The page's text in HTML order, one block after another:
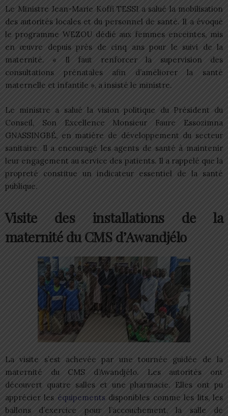
Le Ministre Jean-Marie Koffi TESSI a salué la mobilisation
des autorités locales et du personnel de santé. Il a évoqué
le programme WEZOU dédié aux femmes enceintes, mis
en œuvre depuis près de cinq ans pour le suivi de la
maternité. « Il faut renforcer la supervision des
consultations prénatales afin d’améliorer la santé
maternelle et infantile », a insisté le ministre.
Le ministre a salué la vision politique du Président du
Conseil, Son Excellence Monsieur Faure Essozimna
GNASSINGBÉ, en matière de développement du secteur
sanitaire. Il a encouragé les agents de santé à maintenir
leur engagement au service des patients. Il a rappelé que la
propreté constitue un indicateur essentiel de la santé
publique.
Visite des installations de la
maternité du CMS d’Awandjélo
La visite s’est achevée par une tournée guidée de la
maternité du CMS d’Awandjélo. Les autorités ont
découvert quatre salles et une pharmacie. Elles ont pu
apprécier les équipements disponibles comme les lits, les
ballons d’exercice pour l’accouchement, la salle de